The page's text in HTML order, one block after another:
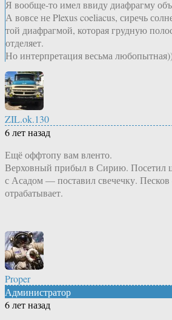
Я вообще-то имел ввиду диафрагму
А вовсе не Plexus coeliacus, сиречь
той диафрагмой, которая грудную
отделяет.
Но интерпретация весьма
ZIL.ok.130
6 лет назад
Ещё оффтопу вам вленто.
Верховный прибыл в Сирию. Посетил
с Асадом — поставил свечечку.
отрабатывает.
Proper
Администратор
6 лет назад